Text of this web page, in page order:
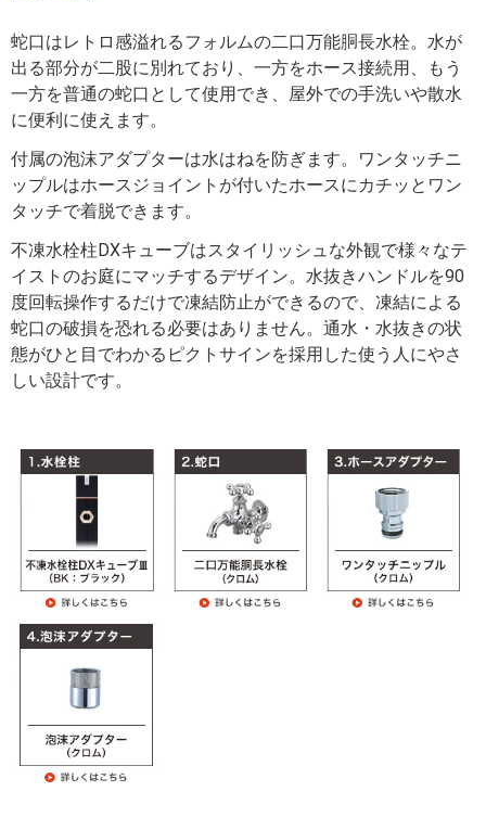
蛇口はレトロ感溢れるフォルムの二口万能胴長水栓。水が
出る部分が二股に別れており、一方をホース接続用、もう
一方を普通の蛇口として使用でき、屋外での手洗いや散水
に便利に使えます。
付属の泡沫アダプターは水はねを防ぎます。ワンタッチニ
ップルはホースジョイントが付いたホースにカチッとワン
タッチで着脱できます。
不凍水栓柱DXキューブはスタイリッシュな外観で様々なテ
イストのお庭にマッチするデザイン。水抜きハンドルを90
度回転操作するだけで凍結防止ができるので、凍結による
蛇口の破損を恐れる必要はありません。通水・水抜きの状
態がひと目でわかるピクトサインを採用した使う人にやさ
しい設計です。